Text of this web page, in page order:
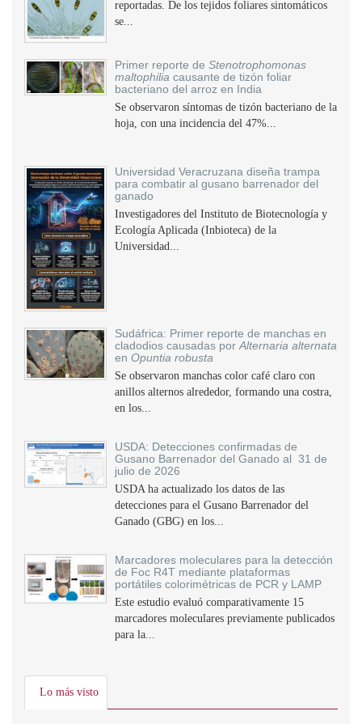
reportadas. De los tejidos foliares sintomáticos
se...
Primer reporte de Stenotrophomonas
maltophilia causante de tizón foliar
bacteriano del arroz en India
Se observaron síntomas de tizón bacteriano de la
hoja, con una incidencia del 47%...
Universidad Veracruzana diseña trampa
para combatir al gusano barrenador del
ganado
Investigadores del Instituto de Biotecnología y
Ecología Aplicada (Inbioteca) de la
Universidad...
Sudáfrica: Primer reporte de manchas en
cladodios causadas por Alternaria alternata
en Opuntia robusta
Se observaron manchas color café claro con
anillos alternos alrededor, formando una costra,
en los...
USDA: Detecciones confirmadas de
Gusano Barrenador del Ganado al 31 de
julio de 2026
USDA ha actualizado los datos de las
detecciones para el Gusano Barrenador del
Ganado (GBG) en los...
Marcadores moleculares para la detección
de Foc R4T mediante plataformas
portátiles colorimétricas de PCR y LAMP
Este estudio evaluó comparativamente 15
marcadores moleculares previamente publicados
para la...
Lo más visto